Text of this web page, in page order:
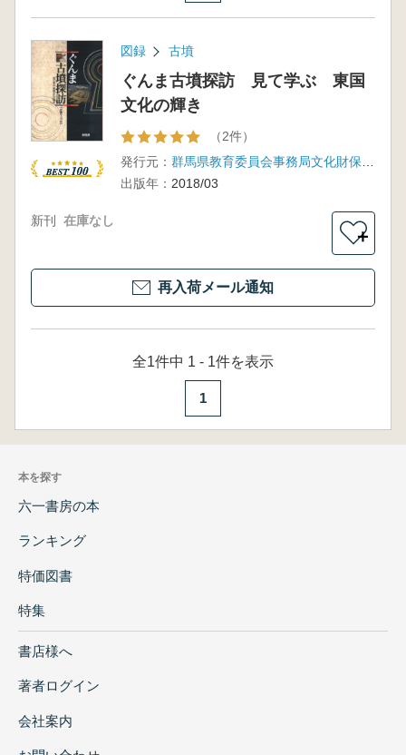
図録 古墳
ぐんま古墳探訪 見て学ぶ 東国
文化の輝き
（2件）
発行元：
出版年： 2018/03
新刊 在庫なし
＋
再入荷メール通知
全1件中 1 - 1件を表示
1
本を探す
六一書房の本
ランキング
特価図書
特集
書店様へ
著者ログイン
会社案内